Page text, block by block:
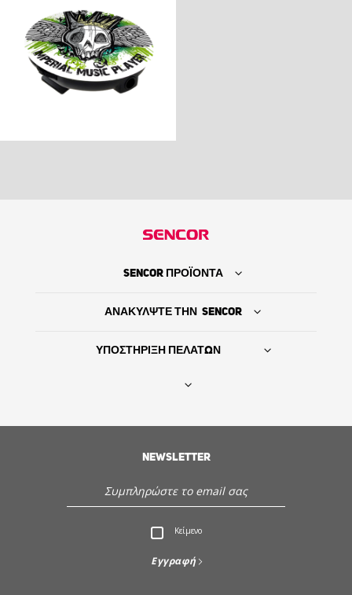
Εξυπηρέτηση - Υποστήριξη πελατών
SENCOR ΠΡΟΪΟΝΤΑ
ΑΝΑΚΥΛΨΤΕ ΤΗΝ SENCOR
ΥΠΟΣΤΗΡΙΞΗ ΠΕΛΑΤΩΝ
NEWSLETTER
Κείμενο
Εγγραφή